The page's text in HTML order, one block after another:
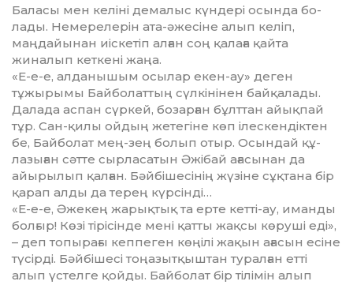
Баласы мен келіні демалыс күндері осында бо­
лады. Немерелерін ата-әжесіне алып келіп,
маңдайынан иіскетіп ал­ған соң қалаға қайта
жиналып кет­кені жаңа.
«Е-е-е, алданышым осылар екен-ау» деген
тұжырымы Бай­бо­лат­тың сүлкінінен байқалады.
Далада ас­пан сүркей, бозарған бұлттан айық­пай
тұр. Сан-қилы ойдың же­те­гіне көп ілескендіктен
бе, Бай­бо­лат мең-зең болып отыр. Осындай құ­
лазыған сәтте сырласатын Әжібай ағасынан да
айырылып қалған. Бәй­бішесінің жүзіне сұқтана бір
қа­рап алды да терең күрсінді…
«Е-е-е, Әжекең жарықтық та ер­те кетті-ау, иманды
болғыр! Көзі ті­рісінде мені қатты жақсы көруші еді»,
– деп топырағы кеппеген көңілі жа­қын ағасын есіне
түсірді. Бәйбі­ше­сі тоңазытқыштан туралған етті
алып үстелге қойды. Байболат бір ті­лімін алып